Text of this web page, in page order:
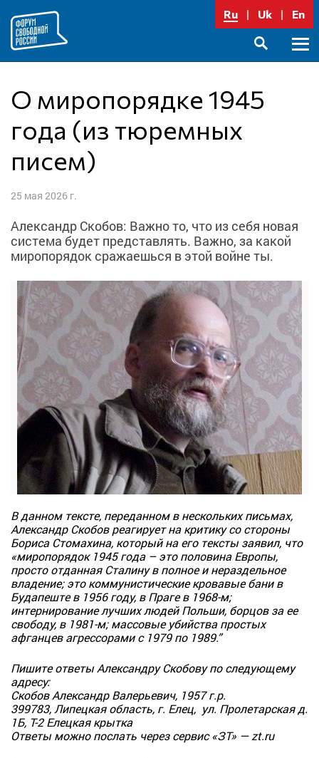
содержимому
Ru Uk En
О миропорядке 1945
года (из тюремных
писем)
25 мая 2026 г.
Александр Скобов: Важно то, что из себя новая
система будет представлять. Важно, за какой
миропорядок сражаешься в этой войне ты.
В данном тексте, переданном в нескольких письмах,
Александр Скобов реагирует на критику со стороны
Бориса Стомахина, который на его тексты заявил, что
«миропорядок 1945 года – это половина Европы,
просто отданная Сталину в полное и нераздельное
владение; это коммунистические кровавые бани в
Будапеште в 1956 году, в Праге в 1968-м;
интернирование лучших людей Польши, борцов за ее
свободу, в 1981-м; массовые убийства простых
афганцев агрессорами с 1979 по 1989.”
Пишите ответы Александру Скобову по следующему
адресу:
Скобов Александр Валерьевич, 1957 г.р.
399783, Липецкая область, г. Елец, ул. Пролетарская д.
1Б, Т-2 Елецкая крытка
Ответы можно послать через сервис «ЗТ» — zt.ru